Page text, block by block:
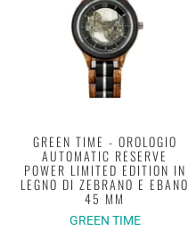
GREEN TIME - OROLOGIO
AUTOMATIC RESERVE
POWER LIMITED EDITION IN
LEGNO DI ZEBRANO E EBANO
45 MM
GREEN TIME